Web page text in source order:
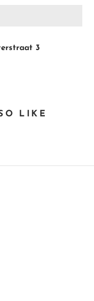
3
LIKE